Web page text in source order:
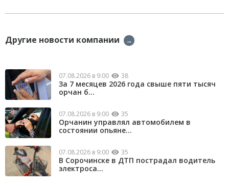
Другие новости компании →
07.08.2026 в 9:00 38
За 7 месяцев 2026 года свыше пяти тысяч
орчан б...
07.08.2026 в 9:00 35
Орчанин управлял автомобилем в
состоянии опьяне...
07.08.2026 в 9:00 35
В Сорочинске в ДТП пострадал водитель
электроса...